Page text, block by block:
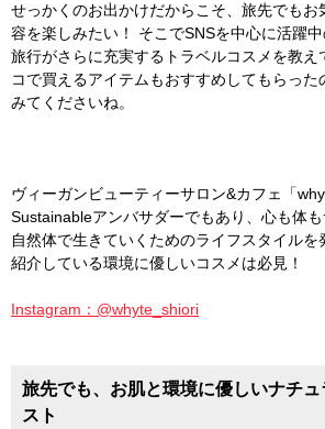
せっかくのお出かけだからこそ、旅先でもお
容を楽しみたい！ そこでSNSを中心に活躍中
旅行がさらに充実するトラベルコスメを教え
コで買えるアイテムもおすすめしてもらった
みてくださいね。
ヴィーガンビューティーサロン&カフェ「
Sustainableアンバサダーでもあり、心も体
自然体で生きていくためのライフスタイルを
紹介している環境に優しいコスメは必見！
Instagram：@whyte_shiori
旅先でも、お肌と環境に優しいナチ
スト